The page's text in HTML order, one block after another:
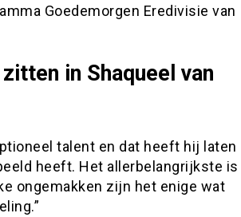
Goedemorgen Eredivisie van
in Shaqueel van
talent en dat heeft hij laten
heeft. Het allerbelangrijkste is
ongemakken zijn het enige wat